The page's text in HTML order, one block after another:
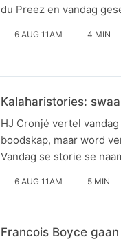
du Preez en vandag
6 AUG 11AM 4 MIN
Kalaharistories:
HJ Cronjé vertel
boodskap, maar word
Vandag se storie se
6 AUG 11AM 5 MIN
Francois Boyce